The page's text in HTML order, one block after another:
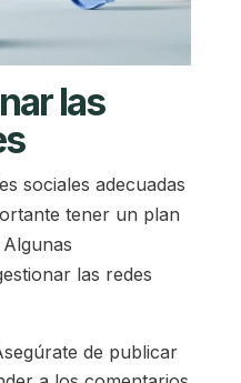
las
sociales adecuadas
tener un plan
las redes
de publicar